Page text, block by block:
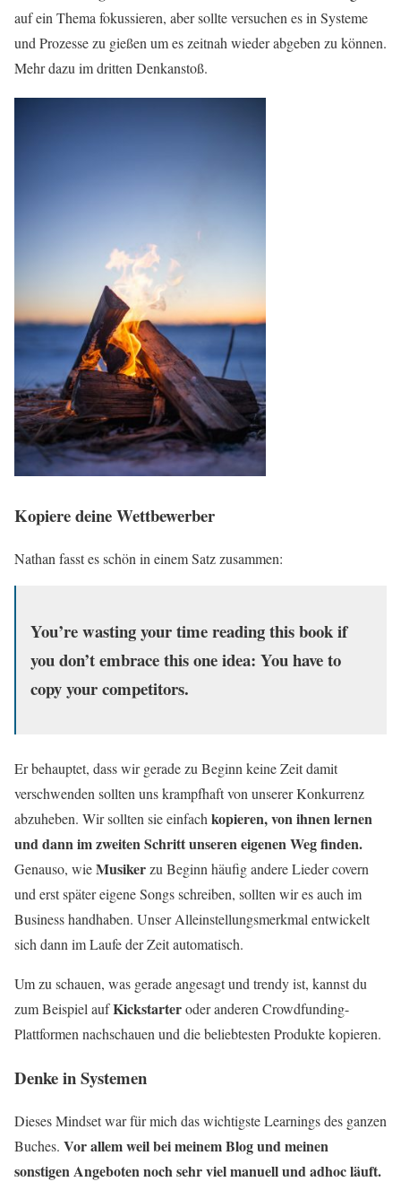
auf ein Thema fokussieren, aber sollte versuchen es in Systeme
und Prozesse zu gießen um es zeitnah wieder abgeben zu können.
Mehr dazu im dritten Denkanstoß.
Kopiere deine Wettbewerber
Nathan fasst es schön in einem Satz zusammen:
You’re wasting your time reading this book if
you don’t embrace this one idea: You have to
copy your competitors.
Er behauptet, dass wir gerade zu Beginn keine Zeit damit
verschwenden sollten uns krampfhaft von unserer Konkurrenz
abzuheben. Wir sollten sie einfach kopieren, von ihnen lernen
und dann im zweiten Schritt unseren eigenen Weg finden.
Genauso, wieMusikerzu Beginn häufig andere Lieder covern
und erst später eigene Songs schreiben, sollten wir es auch im
Business handhaben. Unser Alleinstellungsmerkmal entwickelt
sich dann im Laufe der Zeit automatisch.
Um zu schauen, was gerade angesagt und trendy ist, kannst du
zum Beispiel aufKickstarteroder anderen Crowdfunding-
Plattformen nachschauen und die beliebtesten Produkte kopieren.
Denke in Systemen
Dieses Mindset war für mich das wichtigste Learnings des ganzen
Buches. Vor allem weil bei meinem Blog und meinen
sonstigen Angeboten noch sehr viel manuell und adhoc läuft.